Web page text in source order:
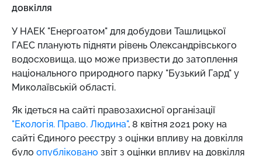
довкілля
У НАЕК "Енергоатом" для добудови Ташлицької
ГАЕС планують підняти рівень Олександрівського
водосховища, що може призвести до затоплення
національного природного парку "Бузький Гард" у
Миколаївській області.
Як ідеться на сайті правозахисної організації
"Екологія. Право. Людина", 8 квітня 2021 року на
сайті Єдиного реєстру з оцінки впливу на довкілля
було опубліковано звіт з оцінки впливу на довкілля